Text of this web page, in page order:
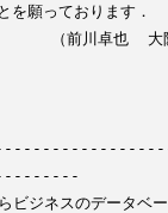
を願っております．
ジネスのデータベ